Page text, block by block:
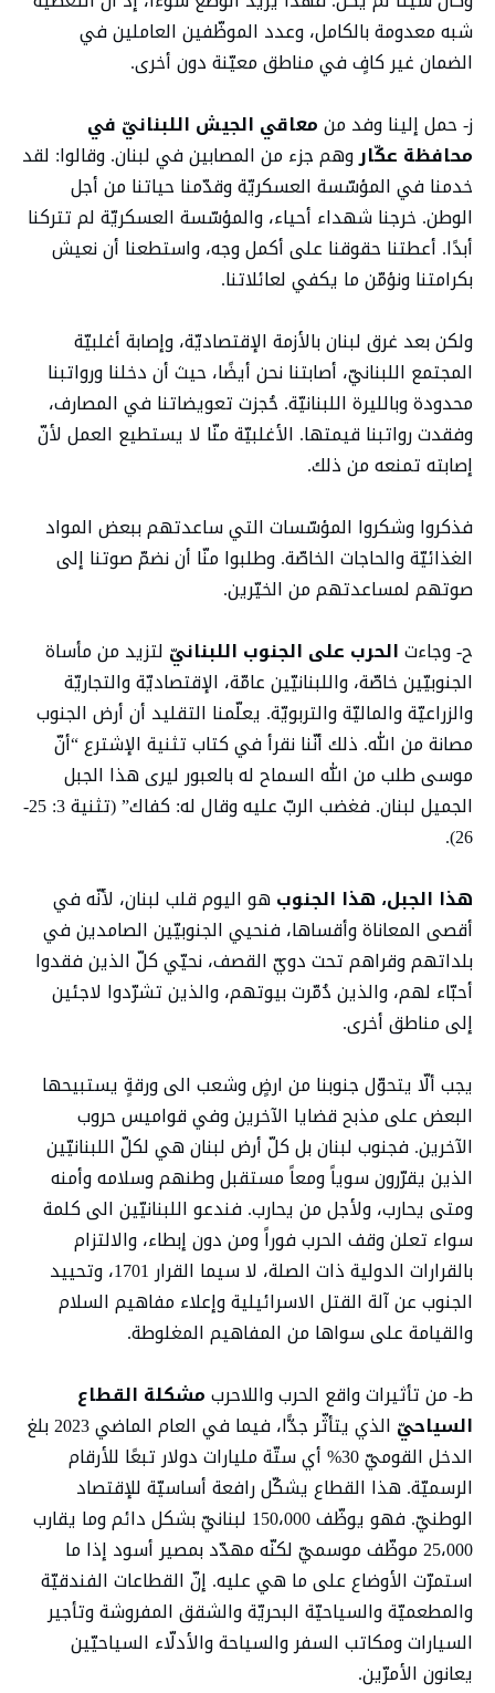
شبه معدومة بالكامل، وعدد الموظّفين العاملين في
الضمان غير كافٍ في مناطق معيّنة دون أخرى.
ز- حمل إلينا وفد منمعاقي الجيش اللبنانيّ في
محافظة عكّاروهم جزء من المصابين في لبنان. وقالوا: لقد
خدمنا في المؤسّسة العسكريّة وقدّمنا حياتنا من أجل
الوطن. خرجنا شهداء أحياء، والمؤسّسة العسكريّة لم تتركنا
أبدًا. أعطتنا حقوقنا على أكمل وجه، واستطعنا أن نعيش
بكرامتنا ونؤمّن ما يكفي لعائلاتنا.
ولكن بعد غرق لبنان بالأزمة الإقتصاديّة، وإصابة أغلبيّة
المجتمع اللبنانيّ، أصابتنا نحن أيضًا، حيث أن دخلنا ورواتبنا
محدودة وبالليرة اللبنانيّة. حُجزت تعويضاتنا في المصارف،
وفقدت رواتبنا قيمتها. الأغلبيّة منّا لا يستطيع العمل لأنّ
إصابته تمنعه من ذلك.
فذكروا وشكروا المؤسّسات التي ساعدتهم ببعض المواد
الغذائيّة والحاجات الخاصّة. وطلبوا منّا أن نضمّ صوتنا إلى
صوتهم لمساعدتهم من الخيّرين.
ح- وجاءتالحرب على الجنوب اللبنانيّ لتزيد من مأساة
الجنوبيّين خاصّة، واللبنانيّين عامّة، الإقتصاديّة والتجاريّة
والزراعيّة والماليّة والتربويّة. يعلّمنا التقليد أن أرض الجنوب
مصانة من الله. ذلك أنّنا نقرأ في كتاب تثنية الإشترع “أنّ
موسى طلب من الله السماح له بالعبور ليرى هذا الجبل
الجميل لبنان. فغضب الربّ عليه وقال له: كفاك” (تثنية 3: 25-
26).
هذا الجبل، هذا الجنوبهو اليوم قلب لبنان، لأنّه في
أقصى المعاناة وأقساها، فنحيي الجنوبيّين الصامدين في
بلداتهم وقراهم تحت دويّ القصف، نحيّي كلّ الذين فقدوا
أحبّاء لهم، والذين دُمّرت بيوتهم، والذين تشرّدوا لاجئين
إلى مناطق أخرى.
يجب ألّا يتحوّل جنوبنا من ارضٍ وشعب الى ورقةٍ يستبيحها
البعض على مذبح قضايا الآخرين وفي قواميس حروب
الآخرين. فجنوب لبنان بل كلّ أرض لبنان هي لكلّ اللبنانيّين
الذين يقرّرون سوياً ومعاً مستقبل وطنهم وسلامه وأمنه
ومتى يحارب، ولأجل من يحارب. فندعو اللبنانيّين الى كلمة
سواء تعلن وقف الحرب فوراً ومن دون إبطاء، والالتزام
بالقرارات الدولية ذات الصلة، لا سيما القرار 1701، وتحييد
الجنوب عن آلة القتل الاسرائيلية وإعلاء مفاهيم السلام
والقيامة على سواها من المفاهيم المغلوطة.
ط-من تأثيرات واقع الحرب واللاحربمشكلة القطاع
السياحيّ
الذي يتأثّر جدًّا، فيما في العام الماضي 2023 بلغ
الدخل القوميّ 30% أي ستّة مليارات دولار تبعًا للأرقام
الرسميّة. هذا القطاع يشكّل رافعة أساسيّة للإقتصاد
الوطنيّ. فهو يوظّف 150،000 لبنانيّ بشكل دائم وما يقارب
25،000 موظّف موسميّ لكنّه مهدّد بمصير أسود إذا ما
استمرّت الأوضاع على ما هي عليه. إنّ القطاعات الفندقيّة
والمطعميّة والسياحيّة البحريّة والشقق المفروشة وتأجير
السيارات ومكاتب السفر والسياحة والأدلّاء السياحيّين
يعانون الأمرّين.